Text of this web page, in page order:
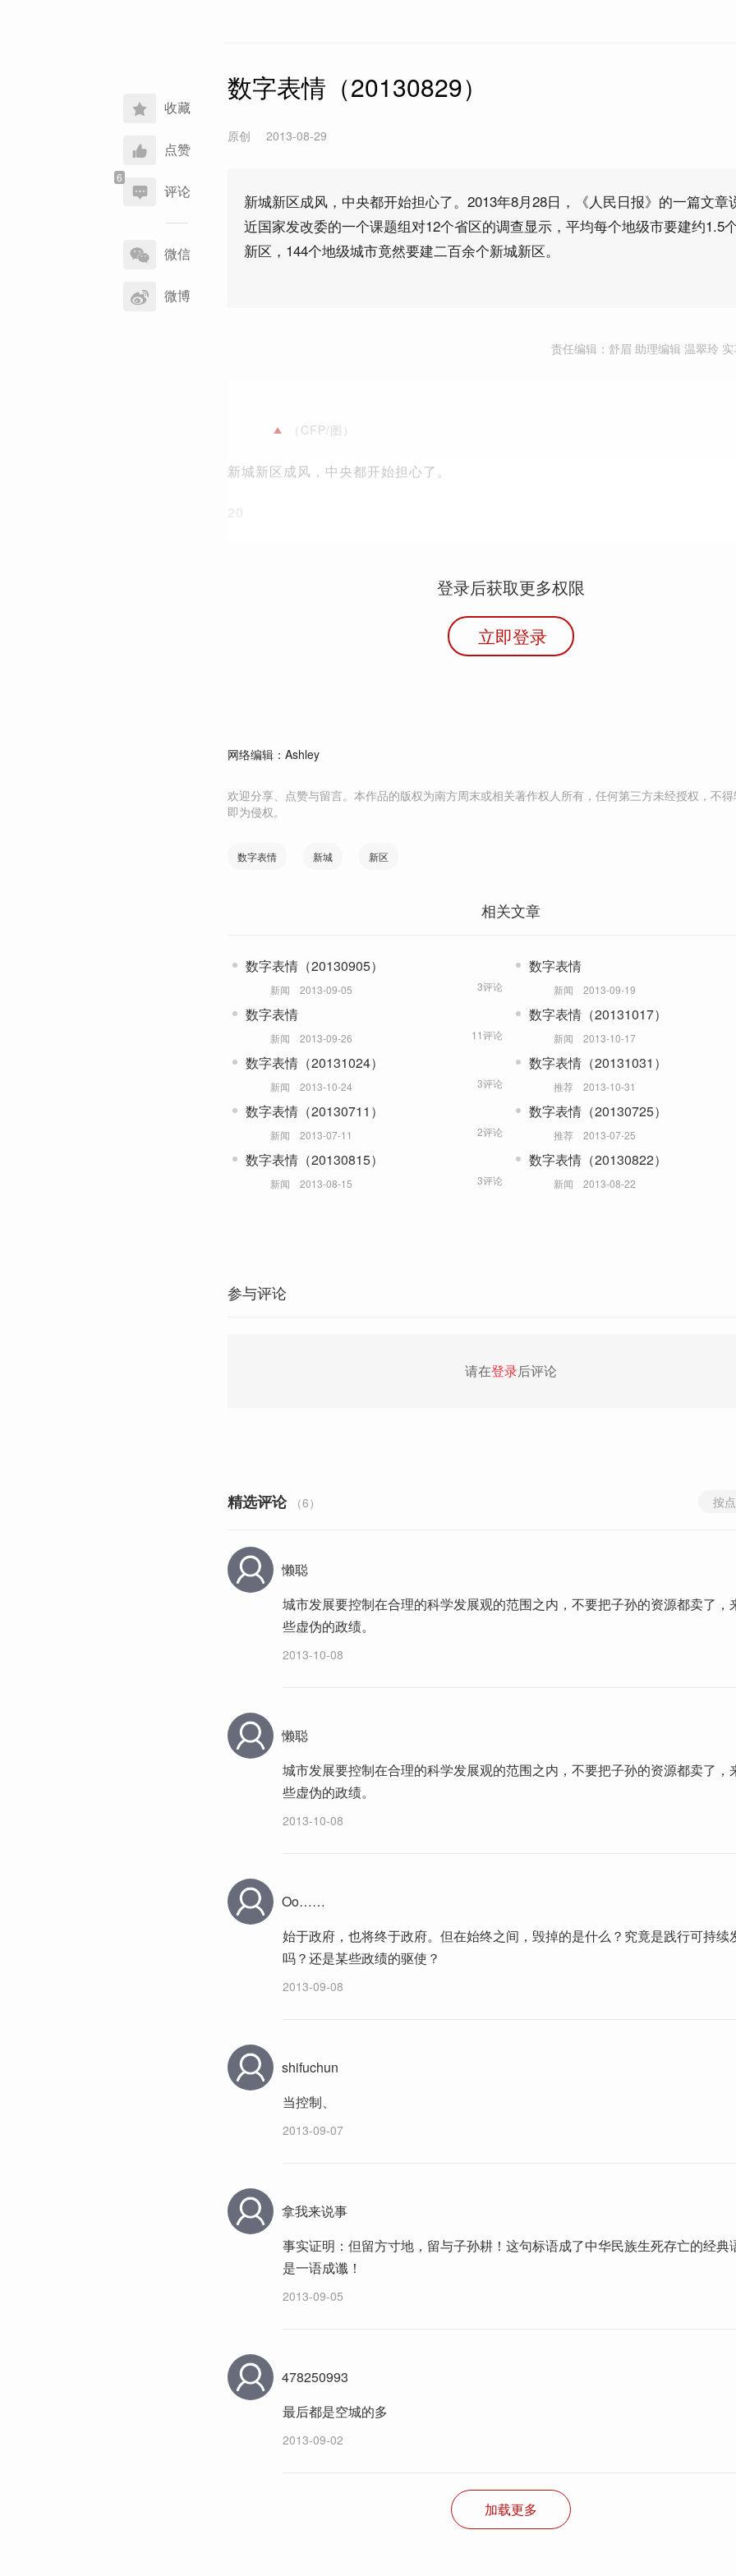
收藏
点赞
评论
享
到
微信
微博
数字表情（20130829）
原创 2013-08-29
新城新区成风，中央都开始担心了。2013年8月28日，《人民日报》的一篇文章
近国家发改委的一个课题组对12个省区的调查显示，平均每个地级市要建约1.5
新区，144个地级城市竟然要建二百余个新城新区。
责任编辑：舒眉 助理编辑 温翠玲
（CFP/图）
新城新区成风，中央都开始担心了。
20
登录后获取更多权限
立即登录
网络编辑：Ashley
欢迎分享、点赞与留言。本作品的版权为南方周末或相关著作权人所有，任何第三方未经授权，不
即为侵权。
数字表情 新城 新区
相关文章
数字表情（20130905）
新闻 2013-09-05 3评论
数字表情
新闻 2013-09-19
数字表情
新闻 2013-09-26 11评论
数字表情（20131017）
新闻 2013-10-17
数字表情（20131024）
新闻 2013-10-24 3评论
数字表情（20131031）
推荐 2013-10-31
数字表情（20130711）
新闻 2013-07-11 2评论
数字表情（20130725）
推荐 2013-07-25
数字表情（20130815）
新闻 2013-08-15 3评论
数字表情（20130822）
新闻 2013-08-22
参与评论
请在登录后评论
精选评论 （6） 按
懒聪
城市发展要控制在合理的科学发展观的范围之内，不要把子孙的资源都卖了，
些虚伪的政绩。
2013-10-08
懒聪
城市发展要控制在合理的科学发展观的范围之内，不要把子孙的资源都卖了，
些虚伪的政绩。
2013-10-08
Oo……
始于政府，也将终于政府。但在始终之间，毁掉的是什么？究竟是践行可持续
吗？还是某些政绩的驱使？
2013-09-08
shifuchun
当控制、
2013-09-07
拿我来说事
事实证明：但留方寸地，留与子孙耕！这句标语成了中华民族生死存亡的经典
是一语成谶！
2013-09-05
478250993
最后都是空城的多
2013-09-02
加载更多